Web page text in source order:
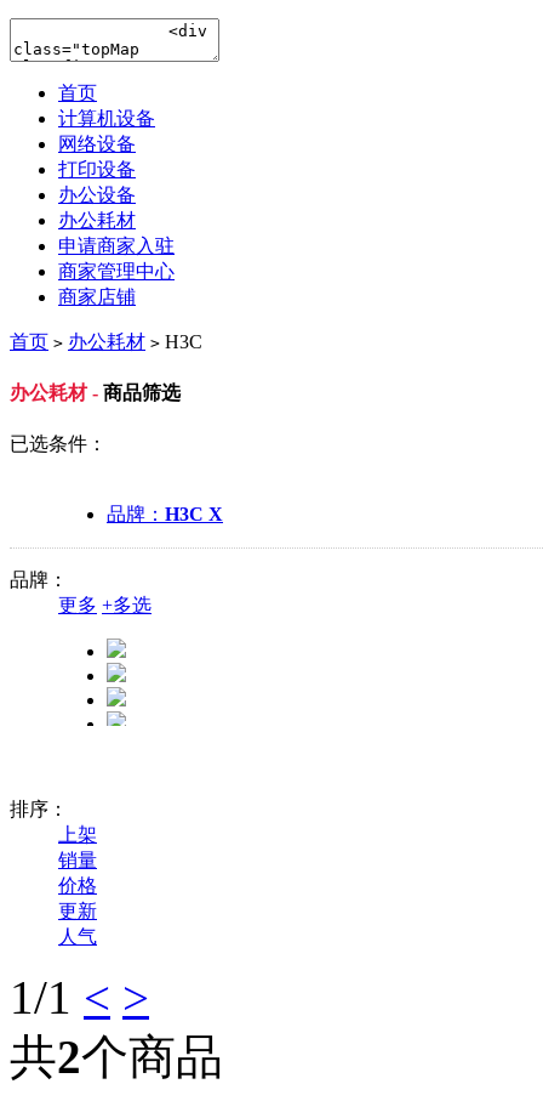
首页
计算机设备
网络设备
打印设备
办公设备
办公耗材
申请商家入驻
商家管理中心
商家店铺
首页 > 办公耗材 > H3C
办公耗材 - 商品筛选
已选条件：
品牌： H3C X
品牌：
更多 +多选
精卓
奔图
排序：
上架
销量
价格
更新
人气
1/1 < >
共2个商品